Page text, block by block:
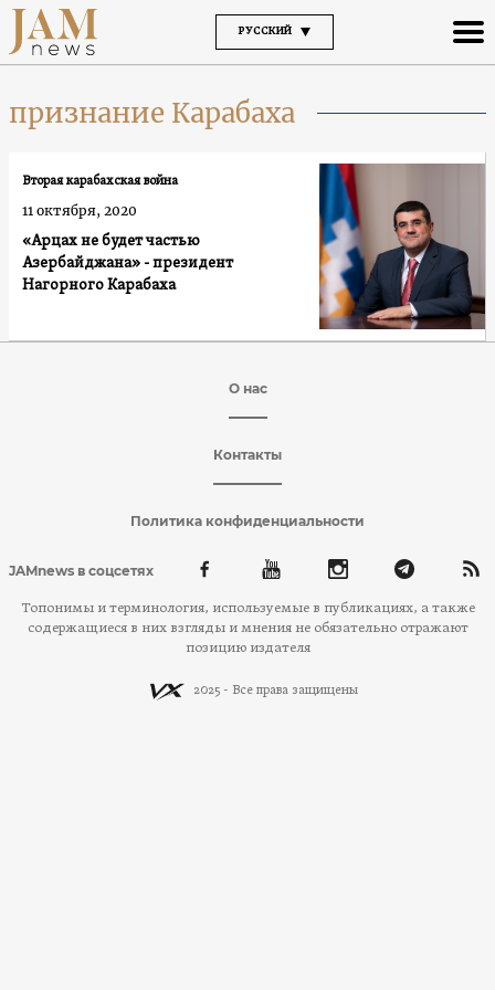
РУССКИЙ
признание Карабаха
«Арцах не будет частью
Азербайджана» - президент
Нагорного Карабаха
Вторая карабахская война
11 октября, 2020
О нас
Контакты
Политика конфиденциальности
JAMnews в соцсетях
Топонимы и терминология, используемые в публикациях, а также
содержащиеся в них взгляды и мнения не обязательно отражают
позицию издателя
2025 - Все права защищены